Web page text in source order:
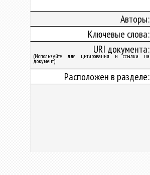
Авторы:
Ключевые слова:
URI документа:
(Используйте для цитирования и ссылки на
документ)
Расположен в разделе: